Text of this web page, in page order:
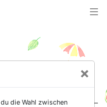
×
die Wahl zwischen